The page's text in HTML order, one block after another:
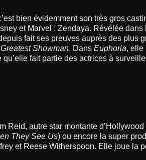
bien évidemment son très gros
et Marvel : Zendaya. Révélée dans
fait ses preuves auprès des plus
Showman. Dans Euphoria, elle
fait partie des actrices à
Reid, autre star montante d’Hollywood
They See Us) ou encore la super
et Reese Witherspoon. Elle joue la